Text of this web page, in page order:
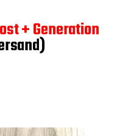
+ Generation